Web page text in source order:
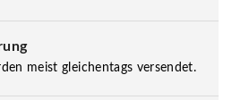
meist gleichentags versendet.